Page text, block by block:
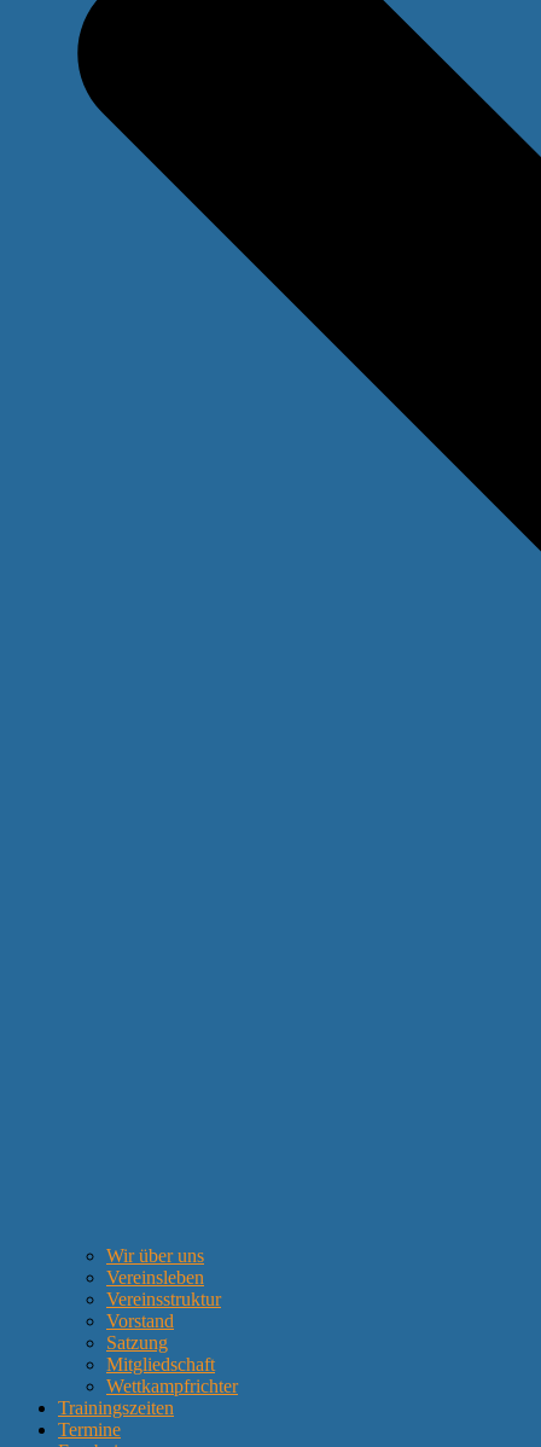
Wir über uns
Vereinsleben
Vereinsstruktur
Vorstand
Satzung
Mitgliedschaft
Wettkampfrichter
Trainingszeiten
Termine